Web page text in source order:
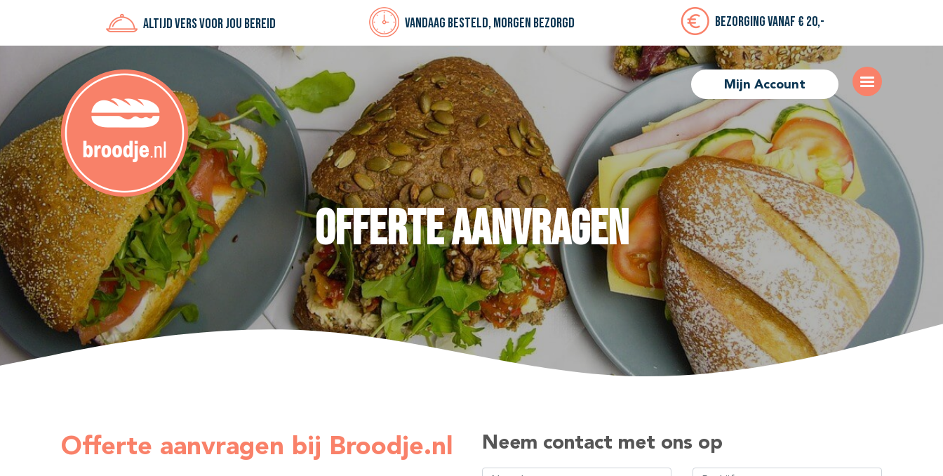
Altijd vers voor jou bereid Vandaag besteld, morgen bezorgd Bezorging vanaf € 20,-
Mijn Account
Offerte aanvragen
Offerte aanvragen bij Broodje.nl Neem contact met ons op